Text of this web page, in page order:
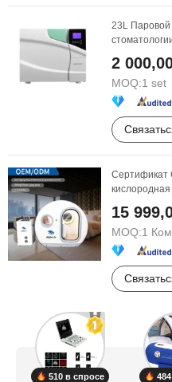
23L Паровой
2
MOQ:1 set
Сертификат
15
MOQ:1
510 в спросе